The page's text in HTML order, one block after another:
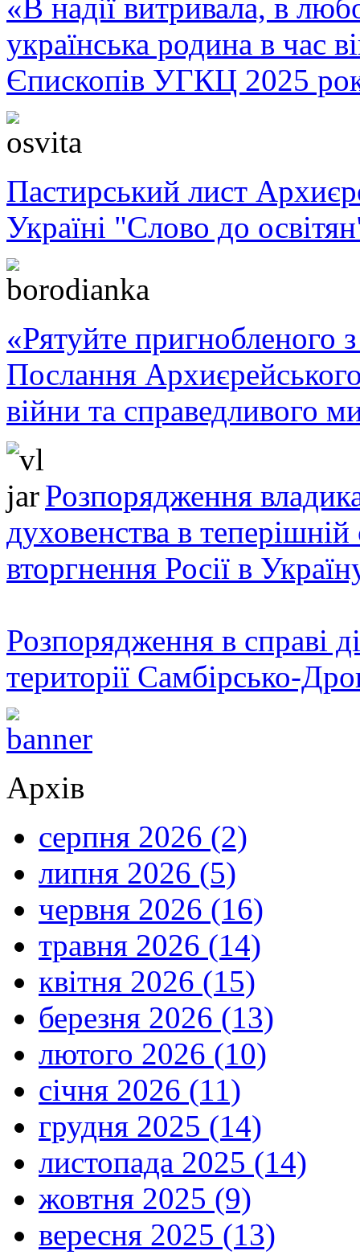
«В надії витривала, в
українська родина в час
Єпископів УГКЦ 2025
Пастирський лист
Україні "Слово до
«Рятуйте пригнобленого
Послання
війни та справедливого
Розпорядження
духовенства в теперішній
вторгнення Росії в
Розпорядження в справі
території Самбірсько-
Архів
серпня 2026 (2)
липня 2026 (5)
червня 2026 (16)
травня 2026 (14)
квітня 2026 (15)
березня 2026 (13)
лютого 2026 (10)
січня 2026 (11)
грудня 2025 (14)
листопада 2025 (14)
жовтня 2025 (9)
вересня 2025 (13)